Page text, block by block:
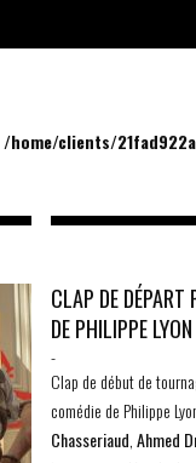
/home/clients/
CLAP DE
DE PHILIPPE LYON
-
Clap de début de
comédie de Philippe
Chasseriaud,Ahmed